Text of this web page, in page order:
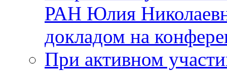
РАН Юлия
докладом на
При активном